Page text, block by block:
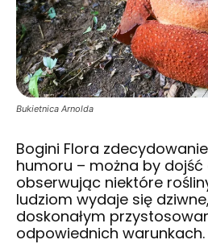
Bukietnica Arnolda
Bogini Flora
humoru – można by dojść
obserwując niektóre
ludziom wydaje się
doskonałym
odpowiednich warunkach.